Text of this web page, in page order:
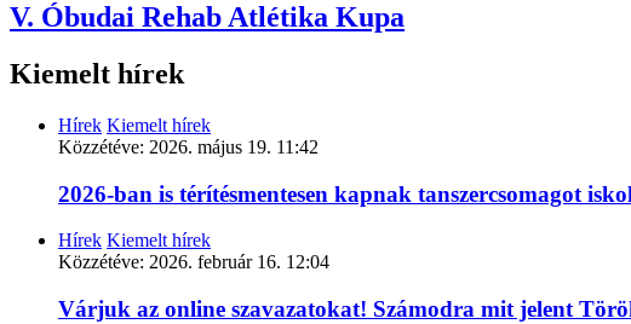
V. Óbudai Rehab Atlétika Kupa
Kiemelt hírek
Hírek Kiemelt hírek
Közzétéve: 2026. május 19. 11:42
2026-ban is térítésmentesen kapnak tanszercsomagot
Hírek Kiemelt hírek
Közzétéve: 2026. február 16. 12:04
Várjuk az online szavazatokat! Számodra mit jelent